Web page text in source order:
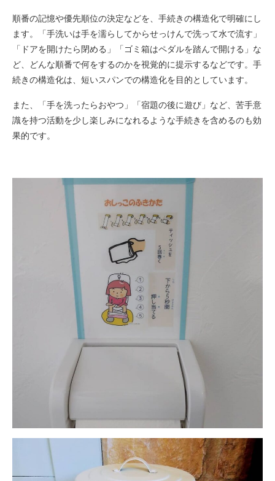
順番の記憶や優先順位の決定などを、手続きの構造化で明確にし
ます。「手洗いは手を濡らしてからせっけんで洗って水で流す」
「ドアを開けたら閉める」「ゴミ箱はペダルを踏んで開ける」な
ど、どんな順番で何をするのかを視覚的に提示するなどです。手
続きの構造化は、短いスパンでの構造化を目的としています。
また、「手を洗ったらおやつ」「宿題の後に遊び」など、苦手意
識を持つ活動を少し楽しみになれるような手続きを含めるのも効
果的です。